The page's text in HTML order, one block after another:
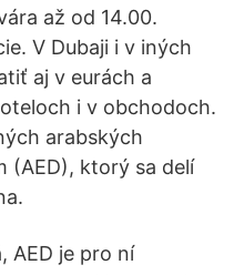
až od 14.00.
V Dubaji i v iných
aj v eurách a
i v obchodoch.
arabských
(AED), ktorý sa delí
AED je pro ní